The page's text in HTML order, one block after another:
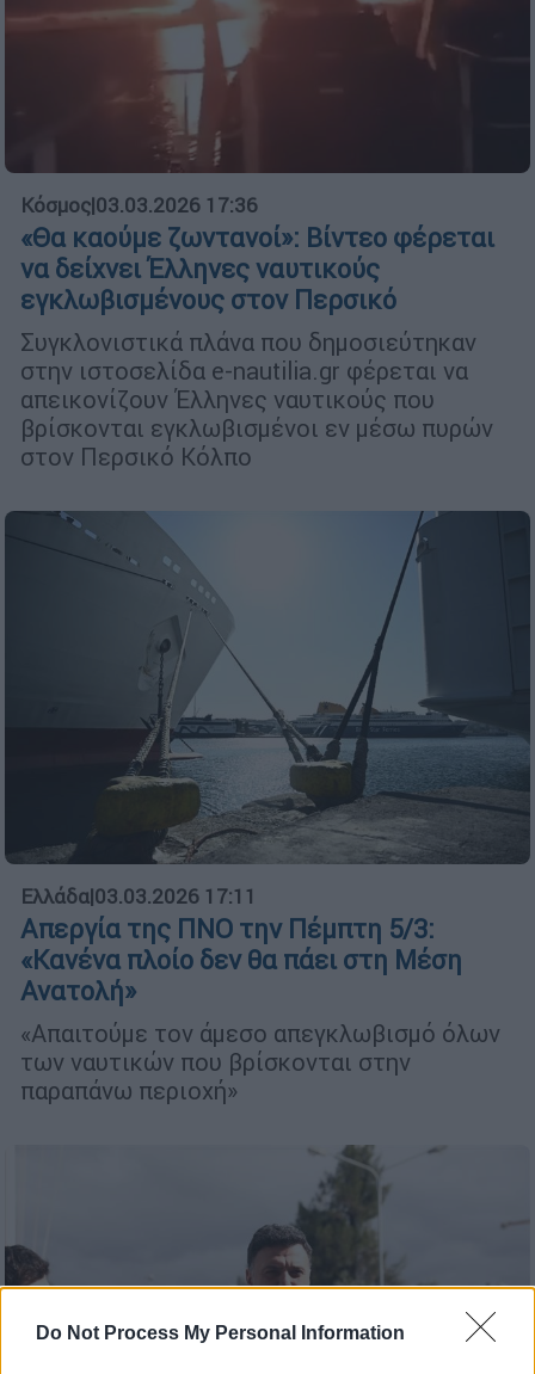
Do Not Process My Personal Information
Κόσμος|03.03.2026 17:36
«Θα καούμε ζωντανοί»: Βίντεο φέρεται
να δείχνει Έλληνες ναυτικούς
εγκλωβισμένους στον Περσικό
Συγκλονιστικά πλάνα που δημοσιεύτηκαν
στην ιστοσελίδα e-nautilia.gr φέρεται να
απεικονίζουν Έλληνες ναυτικούς που
βρίσκονται εγκλωβισμένοι εν μέσω πυρών
στον Περσικό Κόλπο
Ελλάδα|03.03.2026 17:11
Απεργία της ΠΝΟ την Πέμπτη 5/3:
«Κανένα πλοίο δεν θα πάει στη Μέση
Ανατολή»
«Απαιτούμε τον άμεσο απεγκλωβισμό όλων
των ναυτικών που βρίσκονται στην
παραπάνω περιοχή»